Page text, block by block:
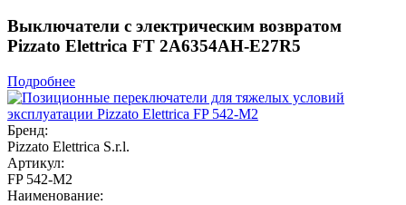
Выключатели с электрическим возвратом
Pizzato Elettrica FT 2A6354AH-E27R5
Подробнее
Бренд:
Pizzato Elettrica S.r.l.
Артикул:
FP 542-M2
Наименование: